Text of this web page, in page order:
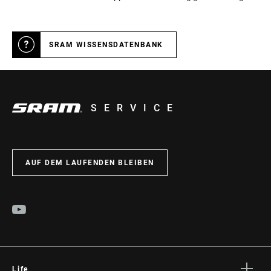
KETTENTECHNOLOGIE
SRAM WISSENSDATENBANK
SERVICE
AUF DEM LAUFENDEN BLEIBEN
Life